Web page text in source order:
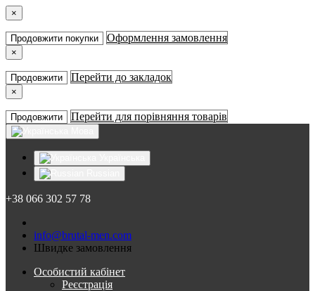
×
Продовжити покупки Оформлення замовлення
×
Продовжити Перейти до закладок
×
Продовжити Перейти для порівняння товарів
+38 066 302 57 78
info@brutal-men.com
Швидке замовлення
Особистий кабінет
Реєстрація